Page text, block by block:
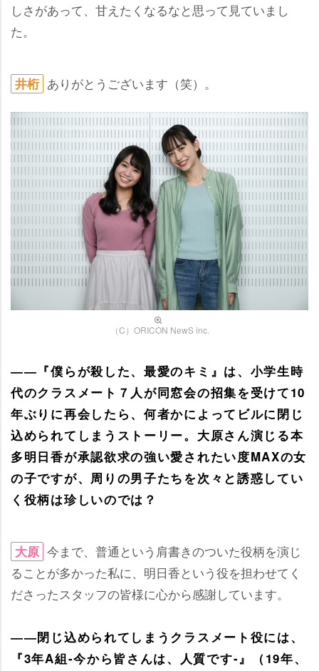
しさがあって、甘えたくなるなと思って見ていまし
た。
井桁 ありがとうございます（笑）。
（C）ORICON NewS inc.
――『僕らが殺した、最愛のキミ』は、小学生時
代のクラスメート７人が同窓会の招集を受けて10
年ぶりに再会したら、何者かによってビルに閉じ
込められてしまうストーリー。大原さん演じる本
多明日香が承認欲求の強い愛されたい度MAXの女
の子ですが、周りの男子たちを次々と誘惑してい
く役柄は珍しいのでは？
大原 今まで、普通という肩書きのついた役柄を演じ
ることが多かった私に、明日香という役を担わせてく
ださったスタッフの皆様に心から感謝しています。
――閉じ込められてしまうクラスメート役には、
『3年A組-今から皆さんは、人質です-』（19年、